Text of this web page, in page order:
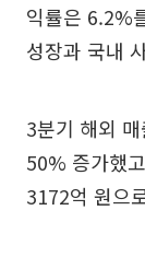
익률은 6.2%
성장과 국내
3분기 해외
50% 증가했
3172억 원으